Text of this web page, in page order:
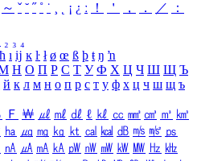
～ ˇ ˘ ˝ ˚ ˙ ¸ ¡ ¿ ː ！ ＇ ， ． ／
：
₂ ₃ ₄
ħ ı ĳ ĸ ŀ ł ø œ ß þ ŧ ŋ ŉ
Н О П Р С Т У Ф Х Ц Ч Ш Щ Ъ
й к л м н о п р с т у ф х ц ч ш щ ъ
Ｆ ￦ ㎕ ㎖ ㎗ ℓ ㎘ ㏄ ㎣ ㎤ ㎥ ㎦
㏊ ㎍ ㎎ ㎏ ㏏ ㎈ ㎉ ㏈ ㎧ ㎨ ㎰
㎁ ㎂ ㎃ ㎄ ㎺ ㎻ ㎽ ㎾ ㎿ ㎐ ㎑